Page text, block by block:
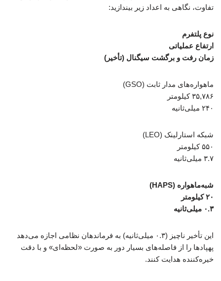
تفاوت، نگاهی به اعداد زیر بیندازید:
نوع پلتفرم
ارتفاع عملیاتی
زمان رفت و برگشت سیگنال (تأخیر)
ماهواره‌های مدار ثابت (GSO)
۳۵,۷۸۶ کیلومتر
۲۴۰ میلی‌ثانیه
شبکه استارلینک (LEO)
۵۵۰ کیلومتر
۳.۷ میلی‌ثانیه
شبه‌ماهواره (HAPS)
۲۰ کیلومتر
۰.۳ میلی‌ثانیه
این تأخیر ناچیز (۰.۳ میلی‌ثانیه) به فرماندهان نظامی اجازه می‌دهد
پهپادها را از فاصله‌های بسیار دور به صورت «لحظه‌ای» و با دقت
خیره‌کننده هدایت کنند.